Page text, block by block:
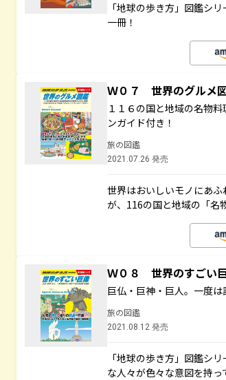
「地球の歩き方」図鑑シ
一冊！
Ｗ０７ 世界のグルメ
１１６の国と地域の名物
ンガイド付き！
旅の図鑑
2021.07.26 発売
世界はおいしいモノにあ
が、116の国と地域の「名
Ｗ０８ 世界のすごい
巨仏・巨神・巨人。一度
旅の図鑑
2021.08.12 発売
「地球の歩き方」図鑑シ
な人々が色々な意図を持っ